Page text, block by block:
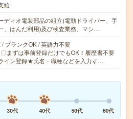
給
ディオ電装部品の組立(電動ドライバー、手
、はんだ利用)及び検査業務、マシ…
ブランクOK / 英語力不要
まずは事前登録だけでもOK！履歴書不要
イン登録★氏名・職種などを入力す…
30代 40代 50代 60代